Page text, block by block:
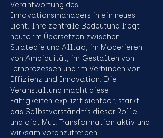
Verantwortung des
Innovationsmanagers in ein neues
Licht. Ihre zentrale Bedeutung liegt
heute im Übersetzen zwischen
Strategie und Alltag, im Moderieren
von Ambiguität, im Gestalten von
Lernprozessen und im Verbinden von
Effizienz und Innovation. Die
Veranstaltung macht diese
Fähigkeiten explizit sichtbar, stärkt
das Selbstverständnis dieser Rolle
und gibt Mut, Transformation aktiv und
wirksam voranzutreiben.